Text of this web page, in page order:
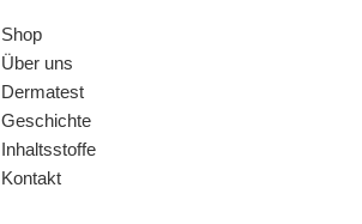
Shop
Über uns
Dermatest
Geschichte
Inhaltsstoffe
Kontakt